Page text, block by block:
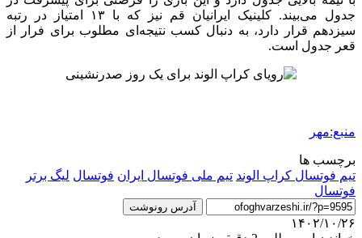
جدول می‌بیند. کلینیک ایرانیان قم نیز که با ۱۳ امتیاز در رتبه
سیزدهم قرار دارد، به دنبال کسب نتیجه‌ای مطلوب برای فرار از
قعر جدول است.
منبع:مهر
برچسب ها
تیم فوتسال کراپ الوند تیم ملی فوتسال ایران فوتسال لیگ برتر
فوتسال
آدرس رونوشت
۱۴۰۲/۱۰/۲۶